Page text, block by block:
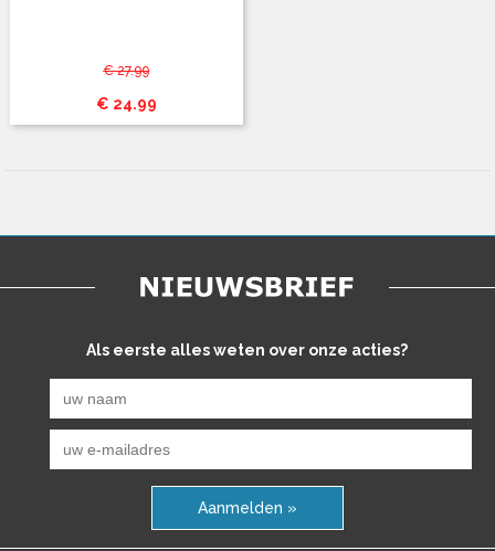
€ 27.99
€ 24.99
Als eerste alles weten over onze acties?
Aanmelden »